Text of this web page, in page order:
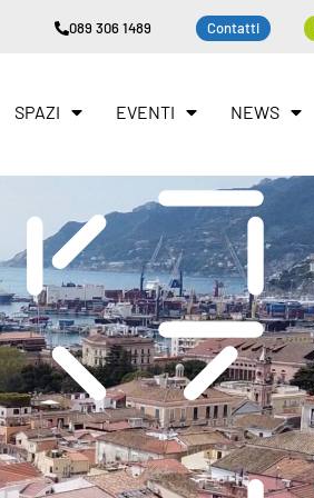
089 306 1489 Contatti
SPAZI EVENTI NEWS